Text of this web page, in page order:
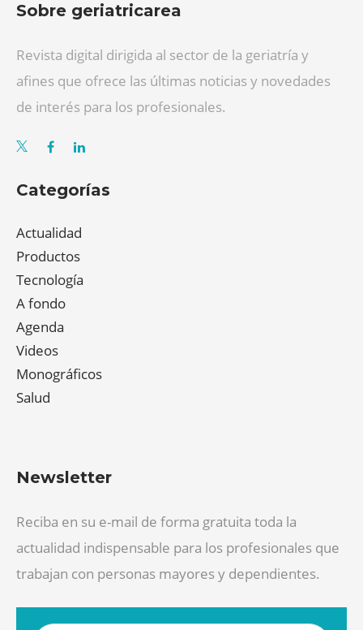
Sobre geriatricarea
Revista digital dirigida al sector de la geriatría y
afines que ofrece las últimas noticias y novedades
de interés para los profesionales.
Categorías
Actualidad
Productos
Tecnología
A fondo
Agenda
Videos
Monográficos
Salud
Newsletter
Reciba en su e-mail de forma gratuita toda la
actualidad indispensable para los profesionales que
trabajan con personas mayores y dependientes.